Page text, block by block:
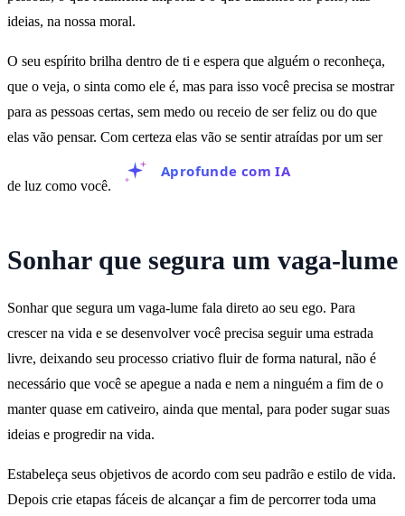
ideias, na nossa moral.
O seu espírito brilha dentro de ti e espera que alguém o reconheça,
que o veja, o sinta como ele é, mas para isso você precisa se mostrar
para as pessoas certas, sem medo ou receio de ser feliz ou do que
elas vão pensar. Com certeza elas vão se sentir atraídas por um ser
de luz como você.
Aprofunde com IA
Sonhar que segura um vaga-lume
Sonhar que segura um vaga-lume fala direto ao seu ego. Para
crescer na vida e se desenvolver você precisa seguir uma estrada
livre, deixando seu processo criativo fluir de forma natural, não é
necessário que você se apegue a nada e nem a ninguém a fim de o
manter quase em cativeiro, ainda que mental, para poder sugar suas
ideias e progredir na vida.
Estabeleça seus objetivos de acordo com seu padrão e estilo de vida.
Depois crie etapas fáceis de alcançar a fim de percorrer toda uma